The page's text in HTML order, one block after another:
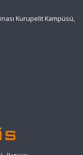
Kurupelit Kampüsü,